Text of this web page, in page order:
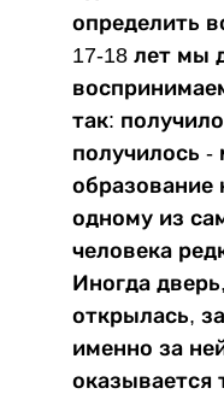
определить
17-18 лет мы
так:
получилось -
образование
одному из
человека
Иногда
открылась,
именно за
оказывается